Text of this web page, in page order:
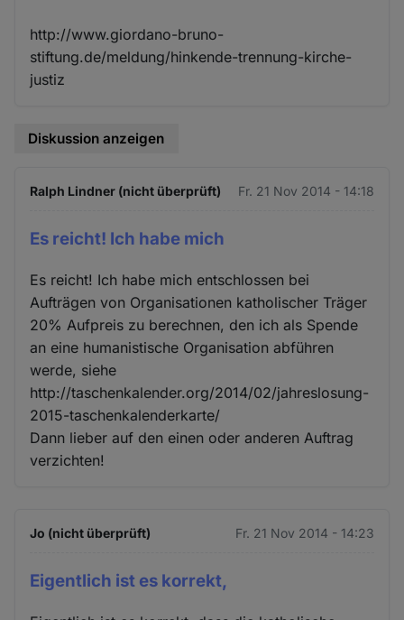
http://www.giordano-bruno-
stiftung.de/meldung/hinkende-trennung-kirche-
justiz
Diskussion anzeigen
Ralph Lindner (nicht überprüft) Fr. 21 Nov 2014 - 14:18
Es reicht! Ich habe mich
Es reicht! Ich habe mich entschlossen bei
Aufträgen von Organisationen katholischer Träger
20% Aufpreis zu berechnen, den ich als Spende
an eine humanistische Organisation abführen
werde, siehe
http://taschenkalender.org/2014/02/jahreslosung-
2015-taschenkalenderkarte/
Dann lieber auf den einen oder anderen Auftrag
verzichten!
Jo (nicht überprüft) Fr. 21 Nov 2014 - 14:23
Eigentlich ist es korrekt,